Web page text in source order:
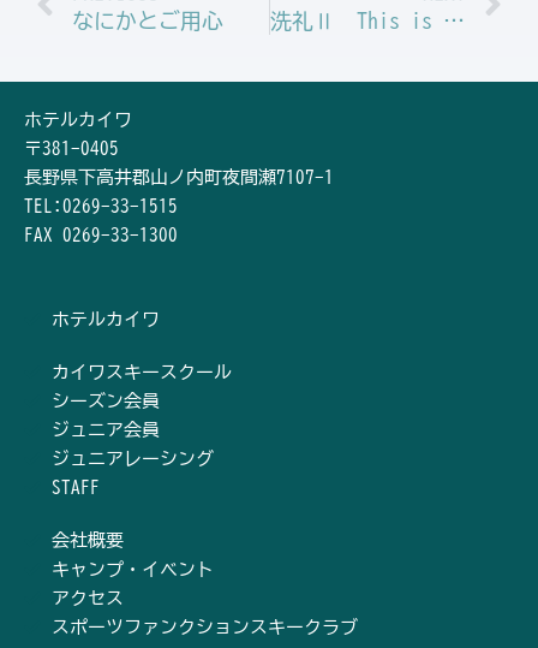
なにかとご用心
洗礼Ⅱ This is YOKOTE
ホテルカイワ
〒381-0405
長野県下高井郡山ノ内町夜間瀬7107-1
TEL:0269-33-1515
FAX 0269-33-1300
ホテルカイワ
カイワスキースクール
シーズン会員
ジュニア会員
ジュニアレーシング
STAFF
会社概要
キャンプ・イベント
アクセス
スポーツファンクションスキークラブ